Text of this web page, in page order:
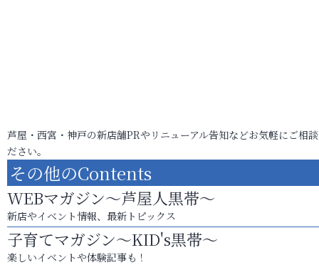
芦屋・西宮・神戸の新店舗PRやリニューアル告知などお気軽にご相
ださい。
その他のContents
WEBマガジン～芦屋人黒帯～
新店やイベント情報、最新トピックス
子育てマガジン～KID's黒帯～
楽しいイベントや体験記事も！